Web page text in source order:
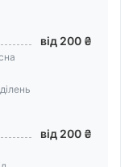
від 200 ₴
від 200 ₴